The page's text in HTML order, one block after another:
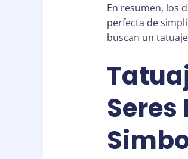
En resumen, los
perfecta de
buscan un